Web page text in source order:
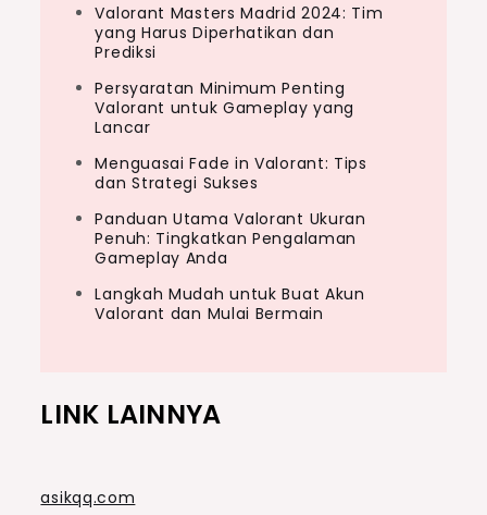
Valorant Masters Madrid 2024: Tim
yang Harus Diperhatikan dan
Prediksi
Persyaratan Minimum Penting
Valorant untuk Gameplay yang
Lancar
Menguasai Fade in Valorant: Tips
dan Strategi Sukses
Panduan Utama Valorant Ukuran
Penuh: Tingkatkan Pengalaman
Gameplay Anda
Langkah Mudah untuk Buat Akun
Valorant dan Mulai Bermain
LINK LAINNYA
asikqq.com